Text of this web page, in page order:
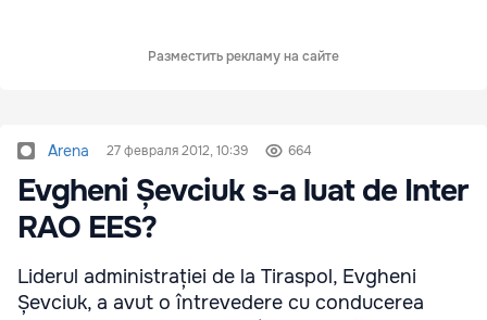
Разместить рекламу на сайте
Arena 27 февраля 2012, 10:39 664
Evgheni Șevciuk s-a luat de Inter
RAO EES?
Liderul administrației de la Tiraspol, Evgheni
Șevciuk, a avut o întrevedere cu conducerea